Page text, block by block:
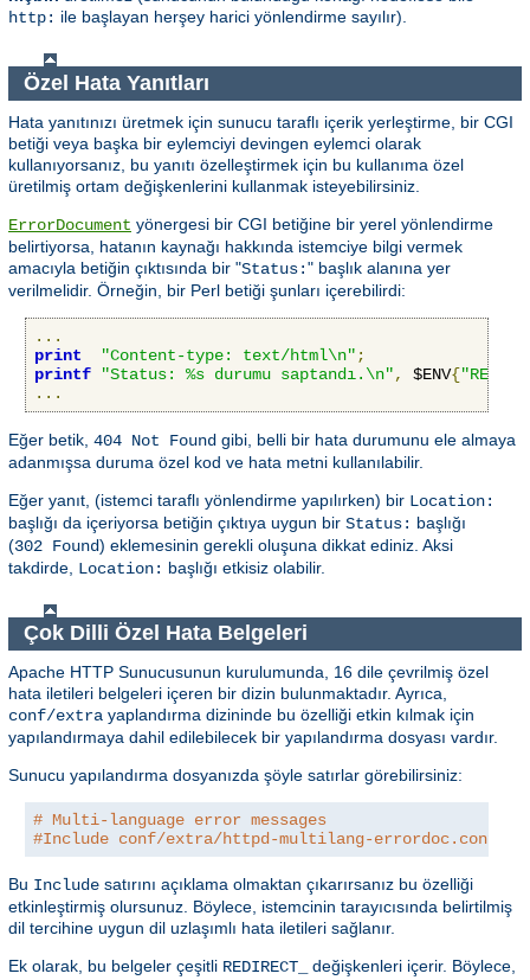
http: ile başlayan herşey harici yönlendirme sayılır).
Özel Hata Yanıtları
Hata yanıtınızı üretmek için sunucu taraflı içerik yerleştirme, bir CGI
betiği veya başka bir eylemciyi devingen eylemci olarak
kullanıyorsanız, bu yanıtı özelleştirmek için bu kullanıma özel
üretilmiş ortam değişkenlerini kullanmak isteyebilirsiniz.
ErrorDocument yönergesi bir CGI betiğine bir yerel yönlendirme
belirtiyorsa, hatanın kaynağı hakkında istemciye bilgi vermek
amacıyla betiğin çıktısında bir "Status:" başlık alanına yer
verilmelidir. Örneğin, bir Perl betiği şunları içerebilirdi:
...
print
"Content-type: text/html\n" ;
printf
"Status: %s durumu saptandı.\n", $ENV{
...
Eğer betik, 404 Not Found gibi, belli bir hata durumunu ele almaya
adanmışsa duruma özel kod ve hata metni kullanılabilir.
Eğer yanıt, (istemci taraflı yönlendirme yapılırken) bir Location:
başlığı da içeriyorsa betiğin çıktıya uygun bir Status: başlığı
(302 Found) eklemesinin gerekli oluşuna dikkat ediniz. Aksi
takdirde, Location: başlığı etkisiz olabilir.
Çok Dilli Özel Hata Belgeleri
Apache HTTP Sunucusunun kurulumunda, 16 dile çevrilmiş özel
hata iletileri belgeleri içeren bir dizin bulunmaktadır. Ayrıca,
conf/extra yaplandırma dizininde bu özelliği etkin kılmak için
yapılandırmaya dahil edilebilecek bir yapılandırma dosyası vardır.
Sunucu yapılandırma dosyanızda şöyle satırlar görebilirsiniz:
# Multi-language error messages
#Include conf/extra/httpd-multilang-errordoc.conf
Bu Include satırını açıklama olmaktan çıkarırsanız bu özelliği
etkinleştirmiş olursunuz. Böylece, istemcinin tarayıcısında belirtilmiş
dil tercihine uygun dil uzlaşımlı hata iletileri sağlanır.
Ek olarak, bu belgeler çeşitli REDIRECT_
değişkenleri içerir. Böylece,